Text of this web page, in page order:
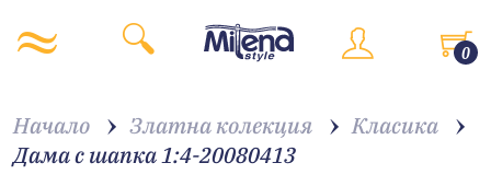
0
Начало Златна колекция
Класика
Дама с шапка 1:4-20080413